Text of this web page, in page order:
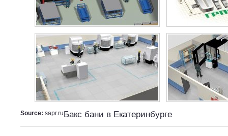
Source: sapr.ruБакс бани в Екатеринбурге